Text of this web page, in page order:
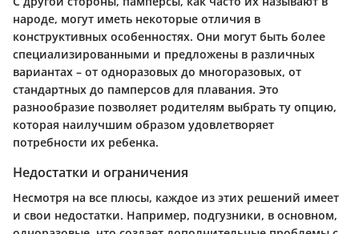
народе, могут иметь некоторые отличия в
конструктивных особенностях. Они могут быть более
специализированными и предложены в различных
вариантах – от одноразовых до многоразовых, от
стандартных до памперсов для плавания. Это
разнообразие позволяет родителям выбрать ту опцию,
которая наилучшим образом удовлетворяет
потребности их ребенка.
Недостатки и ограничения
Несмотря на все плюсы, каждое из этих решений имеет
и свои недостатки. Например, подгузники, в основном,